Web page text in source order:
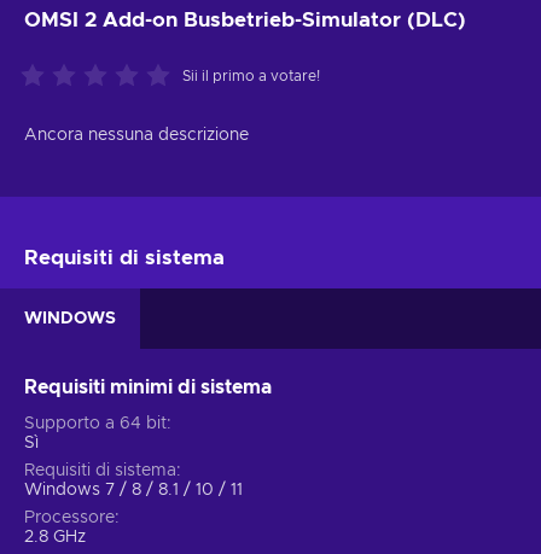
OMSI 2 Add-on Busbetrieb-Simulator (DLC)
Sii il primo a votare!
Ancora nessuna descrizione
Requisiti di sistema
WINDOWS
Requisiti minimi di sistema
Supporto a 64 bit
Sì
Requisiti di sistema
Windows 7 / 8 / 8.1 / 10 / 11
Processore
2.8 GHz